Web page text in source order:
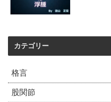
カテゴリー
格言
股関節